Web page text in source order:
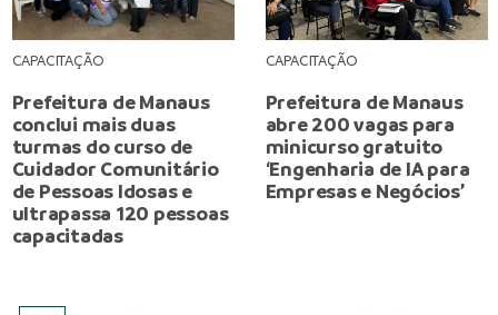
CAPACITAÇÃO
Prefeitura de Manaus
conclui mais duas
turmas do curso de
Cuidador Comunitário
de Pessoas Idosas e
ultrapassa 120 pessoas
capacitadas
CAPACITAÇÃO
Prefeitura de Manaus
abre 200 vagas para
minicurso gratuito
‘Engenharia de IA para
Empresas e Negócios’